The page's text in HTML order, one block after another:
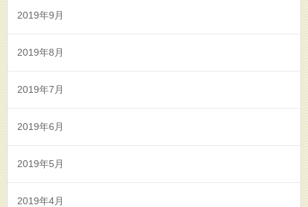
2019年9月
2019年8月
2019年7月
2019年6月
2019年5月
2019年4月